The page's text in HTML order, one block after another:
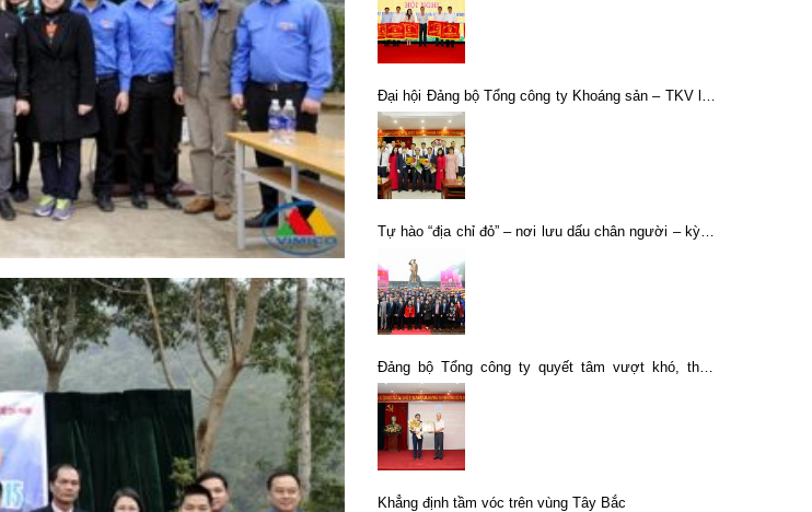
Đại hội Đảng bộ Tổng công ty Khoáng sản – TKV lần
thứ IV thành công tốt đẹp
Tự hào “địa chỉ đỏ” – nơi lưu dấu chân người – kỳ 3:
Đảng bộ Tổng công ty quyết tâm vượt khó, thực
hiện thắng lợi Nghị quyết Đại hội lần thứ IV
Khẳng định tầm vóc trên vùng Tây Bắc